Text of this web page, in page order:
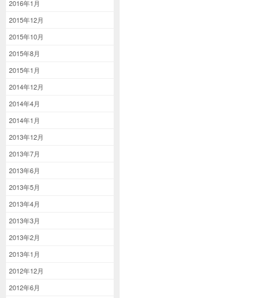
2016年1月
2015年12月
2015年10月
2015年8月
2015年1月
2014年12月
2014年4月
2014年1月
2013年12月
2013年7月
2013年6月
2013年5月
2013年4月
2013年3月
2013年2月
2013年1月
2012年12月
2012年6月